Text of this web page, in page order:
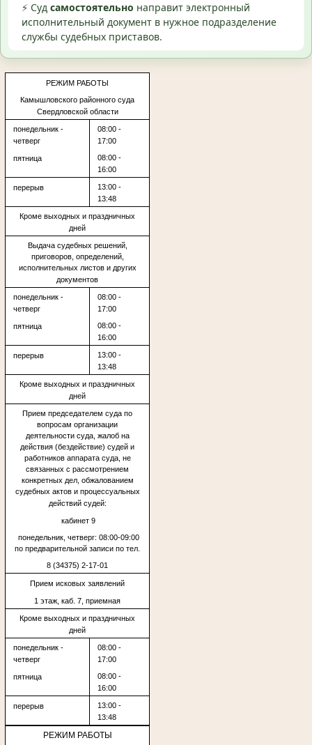
⚡ Суд самостоятельно направит электронный
исполнительный документ в нужное подразделение
службы судебных приставов.
РЕЖИМ РАБОТЫ
Камышловского районного суда
Свердловской области
понедельник -
четверг
08:00 -
17:00
пятница
08:00 -
16:00
перерыв
13:00 -
13:48
Кроме выходных и праздничных
дней
Выдача судебных решений,
приговоров, определений,
исполнительных листов и других
документов
понедельник -
четверг
08:00 -
17:00
пятница
08:00 -
16:00
перерыв
13:00 -
13:48
Кроме выходных и праздничных
дней
Прием председателем суда по
вопросам организации
деятельности суда, жалоб на
действия (бездействие) судей и
работников аппарата суда, не
связанных с рассмотрением
конкретных дел, обжалованием
судебных актов и процессуальных
действий судей:
кабинет 9
понедельник, четверг: 08:00-09:00
по предварительной записи по тел.
8 (34375) 2-17-01
Прием исковых заявлений
1 этаж, каб. 7, приемная
Кроме выходных и праздничных
дней
понедельник -
четверг
08:00 -
17:00
пятница
08:00 -
16:00
перерыв
13:00 -
13:48
РЕЖИМ РАБОТЫ